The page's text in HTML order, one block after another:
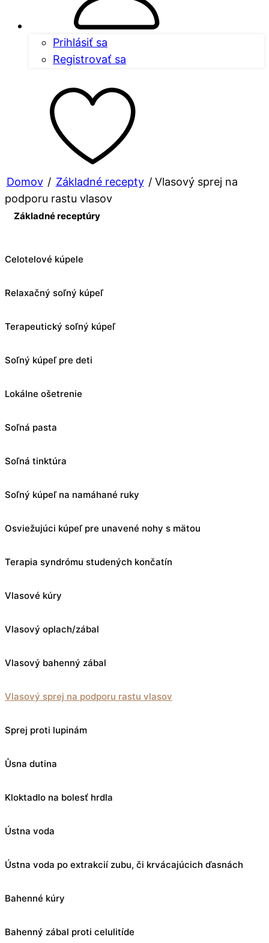
Prihlásiť sa
Registrovať sa
Domov / Základné recepty / Vlasový sprej na
podporu rastu vlasov
Základné receptúry
Celotelové kúpele
Relaxačný soľný kúpeľ
Terapeutický soľný kúpeľ
Soľný kúpeľ pre deti
Lokálne ošetrenie
Soľná pasta
Soľná tinktúra
Soľný kúpeľ na namáhané ruky
Osviežujúci kúpeľ pre unavené nohy s mätou
Terapia syndrómu studených končatín
Vlasové kúry
Vlasový oplach/zábal
Vlasový bahenný zábal
Vlasový sprej na podporu rastu vlasov
Sprej proti lupinám
Ůsna dutina
Kloktadlo na bolesť hrdla
Ústna voda
Ústna voda po extrakcií zubu, či krvácajúcich ďasnách
Bahenné kúry
Bahenný zábal proti celulitíde